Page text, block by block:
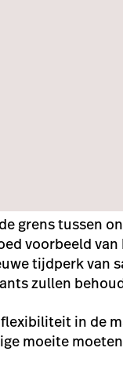
grens tussen
voorbeeld
tijdperk van
zullen
in de
moeite